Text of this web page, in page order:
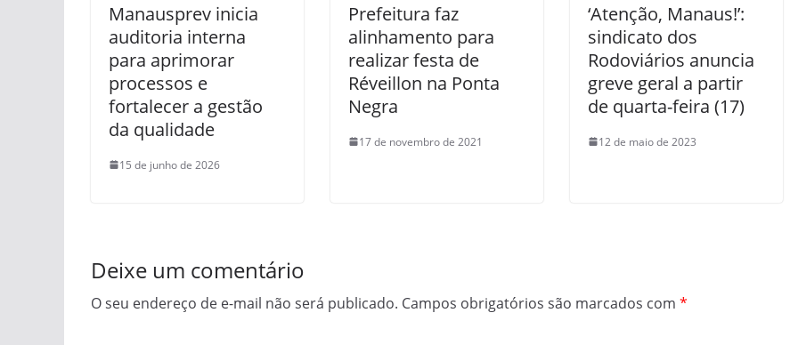
Manausprev inicia
auditoria interna
para aprimorar
processos e
fortalecer a gestão
da qualidade
15 de junho de 2026
Prefeitura faz
alinhamento para
realizar festa de
Réveillon na Ponta
Negra
17 de novembro de 2021
‘Atenção, Manaus!’:
sindicato dos
Rodoviários anuncia
greve geral a partir
de quarta-feira (17)
12 de maio de 2023
Deixe um comentário
O seu endereço de e-mail não será publicado. Campos obrigatórios são marcados com *